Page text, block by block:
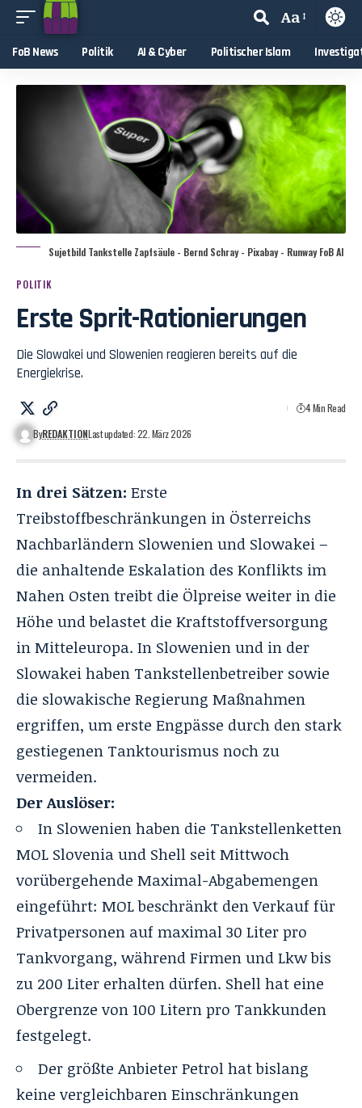
Aa
FoB News Politik AI & Cyber Politischer Islam
Sujetbild Tankstelle Zapfsäule - Bernd Schray - Pixabay - Runway FoB AI
POLITIK
Erste Sprit-Rationierungen
Die Slowakei und Slowenien reagieren bereits auf die
Energiekrise.
ByREDAKTIONLast updated: 22. März 2026
4 Min Read
In drei Sätzen: Erste
Treibstoffbeschränkungen in Österreichs
Nachbarländern Slowenien und Slowakei –
die anhaltende Eskalation des Konflikts im
Nahen Osten treibt die Ölpreise weiter in die
Höhe und belastet die Kraftstoffversorgung
in Mitteleuropa. In Slowenien und in der
Slowakei haben Tankstellenbetreiber sowie
die slowakische Regierung Maßnahmen
ergriffen, um erste Engpässe durch den stark
gestiegenen Tanktourismus noch zu
vermeiden.
Der Auslöser:
In Slowenien haben die Tankstellenketten
MOL Slovenia und Shell seit Mittwoch
vorübergehende Maximal-Abgabemengen
eingeführt: MOL beschränkt den Verkauf für
Privatpersonen auf maximal 30 Liter pro
Tankvorgang, während Firmen und Lkw bis
zu 200 Liter erhalten dürfen. Shell hat eine
Obergrenze von 100 Litern pro Tankkunden
festgelegt.
Der größte Anbieter Petrol hat bislang
keine vergleichbaren Einschränkungen